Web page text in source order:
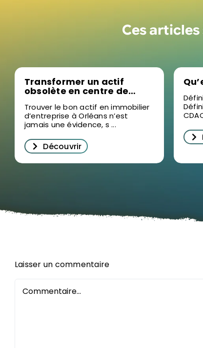
Ces
Transformer un actif
obsolète en centre de
nouvelle stratégie sur le
marché de l’immobilier
d’entreprise à Orléans
Trouver le bon actif en immobilier
d’entreprise à Orléans n’est
jamais une évidence, s ...
Découvrir
Laisser un commentaire